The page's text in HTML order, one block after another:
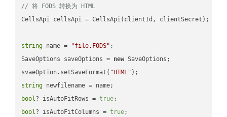
// 将 FODS 转换为 HTML
CellsApi cellsApi = CellsApi(clientId, clientSecret);
string name = "file.FODS" ;
SaveOptions saveOptions = new SaveOptions;
svaeOption.setSaveFormat( "HTML"
string
bool? isAutoFitRows = true
bool? isAutoFitColumns = true